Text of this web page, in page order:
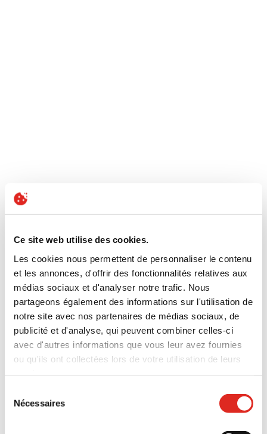
Ce site web utilise des cookies.
Les cookies nous permettent de personnaliser le contenu
et les annonces, d'offrir des fonctionnalités relatives aux
médias sociaux et d'analyser notre trafic. Nous
partageons également des informations sur l'utilisation de
notre site avec nos partenaires de médias sociaux, de
publicité et d'analyse, qui peuvent combiner celles-ci
avec d'autres informations que vous leur avez fournies
ou qu'ils ont collectées lors de votre utilisation de leurs
Mentions légales
Nécessaires